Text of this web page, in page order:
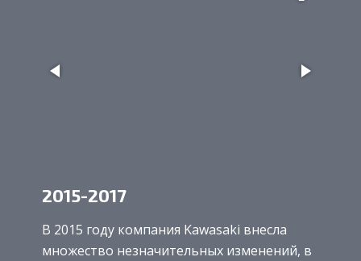
2015-2017
В 2015 году компания Kawasaki внесла
множество незначительных изменений, в